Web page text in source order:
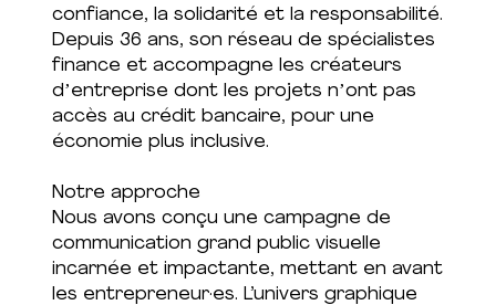
confiance, la solidarité et la responsabilité.
Depuis 36 ans, son réseau de spécialistes
finance et accompagne les créateurs
dʼentreprise dont les projets nʼont pas
accès au crédit bancaire, pour une
économie plus inclusive.
Notre approche
Nous avons conçu une campagne de
communication grand public visuelle
incarnée et impactante, mettant en avant
les entrepreneur·es. L’univers graphique